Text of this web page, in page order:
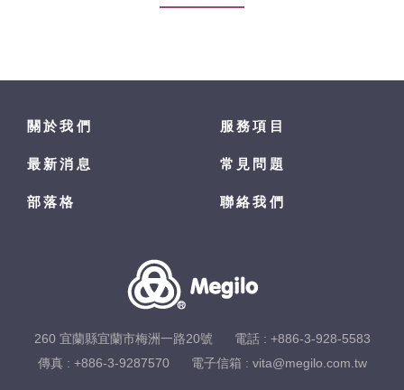
關於我們 服務項目
最新消息 常見問題
部落格 聯絡我們
260 宜蘭縣宜蘭市梅洲一路20號 電話 : +886-3-928-5583
傳真 : +886-3-9287570
電子信箱 : vita@megilo.com.tw